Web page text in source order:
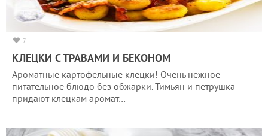
7
КЛЕЦКИ С ТРАВАМИ И БЕКОНОМ
Ароматные картофельные клецки! Очень нежное
питательное блюдо без обжарки. Тимьян и петрушка
придают клецкам аромат…